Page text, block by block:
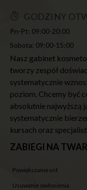
GODZINY
Pn-Pt: 09:00-20:00
Sobota: 09:00-15:00
Nasz gabinet
tworzy zespół
systematycznie
poziom. Chcemy być
absolutnie najwyższą
systematycznie
kursach oraz
ZABIEGI NA
powiększanie ust
usuwanie owłosienia